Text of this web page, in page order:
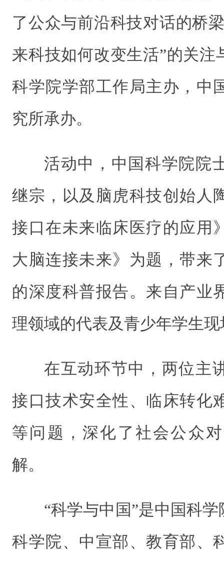
了公众与前沿科技对话的桥
来科技如何改变生活”的关注
科学院学部工作局主办，中
究所承办。
活动中，中国科学院院
继宗，以及脑虎科技创始人
接口在未来临床医疗的应用
大脑连接未来》为题，带来
的深度科普报告。来自产业
理领域的代表及青少年学生
在互动环节中，两位主
接口技术安全性、临床转化
等问题，深化了社会公众
解。
“科学与中国”是中国科
科学院、中宣部、教育部、